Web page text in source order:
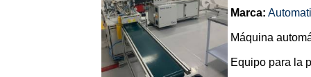
Marca:
Máquina
Equipo para la